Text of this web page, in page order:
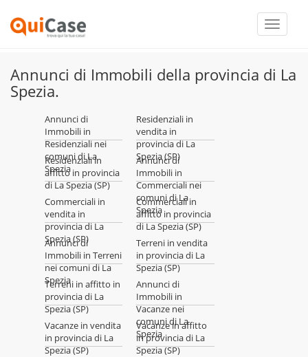
Toggle
Annunci di Immobili della provincia di La
Spezia.
Annunci di
Immobili in
Residenziali nei
comuni di La
Spezia
Residenziali in
vendita in
provincia di La
Spezia (SP)
Residenziali in
affitto in provincia
di La Spezia (SP)
Annunci di
Immobili in
Commerciali nei
comuni di La
Spezia
Commerciali in
vendita in
provincia di La
Spezia (SP)
Commerciali in
affitto in provincia
di La Spezia (SP)
Annunci di
Immobili in Terreni
nei comuni di La
Spezia
Terreni in vendita
in provincia di La
Spezia (SP)
Terreni in affitto in
provincia di La
Spezia (SP)
Annunci di
Immobili in
Vacanze nei
comuni di La
Spezia
Vacanze in vendita
in provincia di La
Spezia (SP)
Vacanze in affitto
in provincia di La
Spezia (SP)